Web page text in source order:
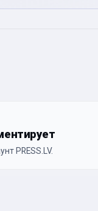
PRESS.LV.